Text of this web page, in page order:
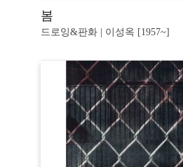
봄
드로잉&판화 | 이성옥 [1957~]